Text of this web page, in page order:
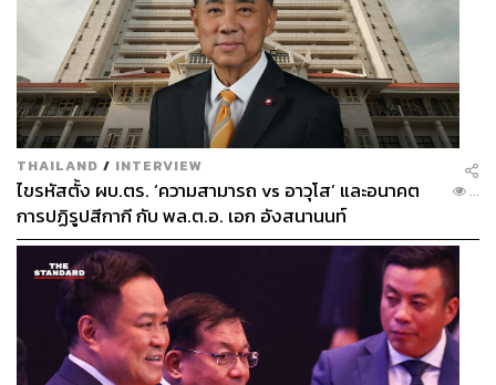
THAILAND / INTERVIEW
ไขรหัสตั้ง ผบ.ตร. ‘ความสามารถ vs อาวุโส’ และอนาคต
การปฏิรูปสีกากี กับ พล.ต.อ. เอก อังสนานนท์
...